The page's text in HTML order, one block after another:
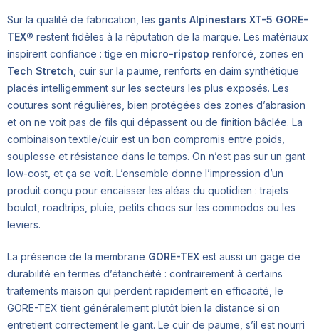
Sur la qualité de fabrication, les gants Alpinestars XT-5 GORE-
TEX® restent fidèles à la réputation de la marque. Les matériaux
inspirent confiance : tige en micro-ripstop renforcé, zones en
Tech Stretch , cuir sur la paume, renforts en daim synthétique
placés intelligemment sur les secteurs les plus exposés. Les
coutures sont régulières, bien protégées des zones d’abrasion
et on ne voit pas de fils qui dépassent ou de finition bâclée. La
combinaison textile/cuir est un bon compromis entre poids,
souplesse et résistance dans le temps. On n’est pas sur un gant
low-cost, et ça se voit. L’ensemble donne l’impression d’un
produit conçu pour encaisser les aléas du quotidien : trajets
boulot, roadtrips, pluie, petits chocs sur les commodos ou les
leviers.
La présence de la membrane GORE-TEX est aussi un gage de
durabilité en termes d’étanchéité : contrairement à certains
traitements maison qui perdent rapidement en efficacité, le
GORE-TEX tient généralement plutôt bien la distance si on
entretient correctement le gant. Le cuir de paume, s’il est nourri